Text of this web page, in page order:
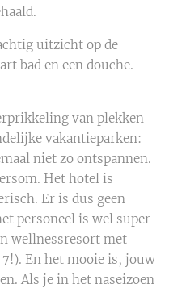
uitzicht op de
bad en een douche.
van plekken
vakantieparken:
niet zo ontspannen.
Het hotel is
Er is dus geen
personeel is wel super
wellnessresort met
En het mooie is, jouw
Als je in het naseizoen